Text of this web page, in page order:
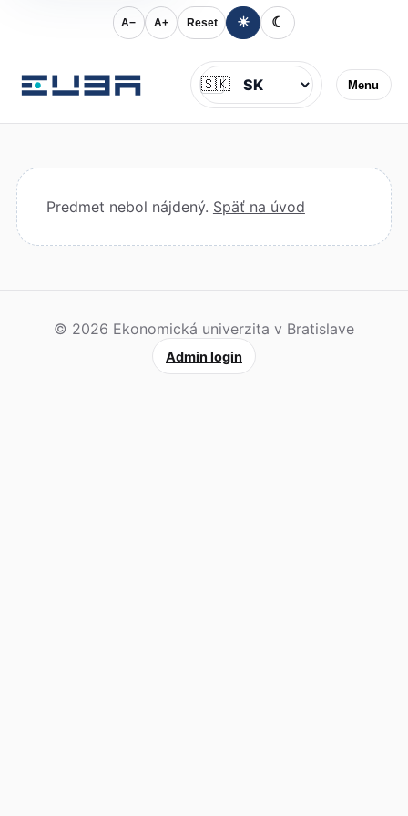
A− A+ Reset ☀ ☾
Menu
Jazyk
🇸🇰
Predmet nebol nájdený. Späť na úvod
© 2026 Ekonomická univerzita v Bratislave
Admin login